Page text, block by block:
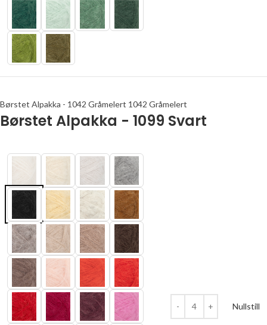
Børstet Alpakka - 1042 Gråmelert 1042 Gråmelert
Børstet Alpakka - 1099 Svart
Nullstill